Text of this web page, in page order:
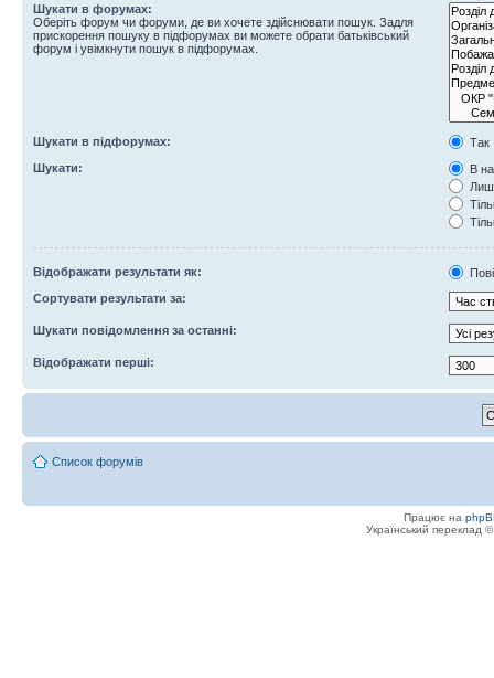
Шукати в форумах:
Оберіть форум чи форуми, де ви хочете здійснювати пошук. Задля
прискорення пошуку в підфорумах ви можете обрати батьківський
форум і увімкнути пошук в підфорумах.
Шукати в підфорумах:
Так
Шукати:
В
Відображати результати як:
Сортувати результати за:
Шукати повідомлення за останні:
Відображати перші:
Список форумів
Працює на
Український переклад